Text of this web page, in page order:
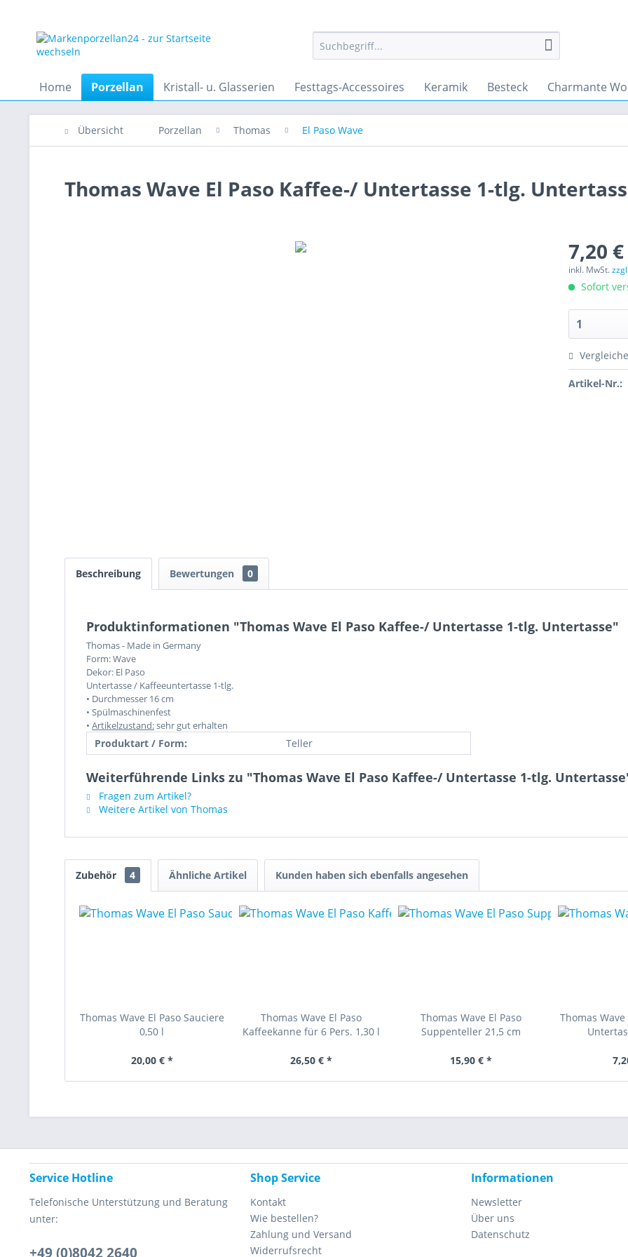
Home Porzellan Kristall- u. Glasserien Festtags-Accessoires Keramik Besteck Charmante
Übersicht Porzellan Thomas El Paso Wave
Thomas Wave El Paso Kaffee-/ Untertasse 1-tlg.
7,20
inkl. MwSt.
Sofort
Artikel-Nr.:
Beschreibung Bewertungen 0
Produktinformationen "Thomas Wave El Paso Kaffee-/ Untertasse 1-tlg. Untertasse"
Thomas - Made in Germany
Form: Wave
Dekor: El Paso
Untertasse / Kaffeeuntertasse 1-tlg.
• Durchmesser 16 cm
• Spülmaschinenfest
• Artikelzustand:sehr gut erhalten
Produktart / Form: Teller
Weiterführende Links zu "Thomas Wave El Paso Kaffee-/ Untertasse 1-tlg.
Fragen zum Artikel?
Weitere Artikel von Thomas
Zubehör 4 Ähnliche Artikel Kunden haben sich ebenfalls angesehen
Thomas Wave El Paso Sauciere
0,50 l
20,00 € *
Thomas Wave El Paso
Kaffeekanne für 6 Pers. 1,30 l
26,50 € *
Thomas Wave El Paso
Suppenteller 21,5 cm
15,90 € *
Thomas
Service Hotline
Telefonische Unterstützung und Beratung
unter:
+49 (0)8042 2640
Shop Service
Kontakt
Wie bestellen?
Zahlung und Versand
Widerrufsrecht
Informationen
Newsletter
Über uns
Datenschutz